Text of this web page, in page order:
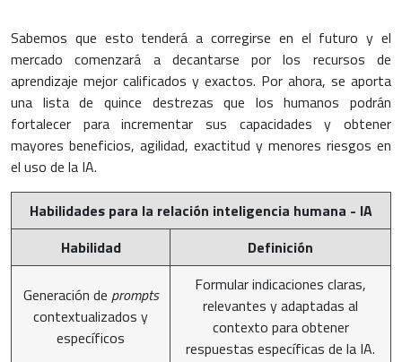
Sabemos que esto tenderá a corregirse en el futuro y el
mercado comenzará a decantarse por los recursos de
aprendizaje mejor calificados y exactos. Por ahora, se aporta
una lista de quince destrezas que los humanos podrán
fortalecer para incrementar sus capacidades y obtener
mayores beneficios, agilidad, exactitud y menores riesgos en
el uso de la IA.
Habilidades para la relación inteligencia humana - IA
Habilidad
Definición
Generación de prompts
contextualizados y
específicos
Formular indicaciones claras,
relevantes y adaptadas al
contexto para obtener
respuestas específicas de la IA.